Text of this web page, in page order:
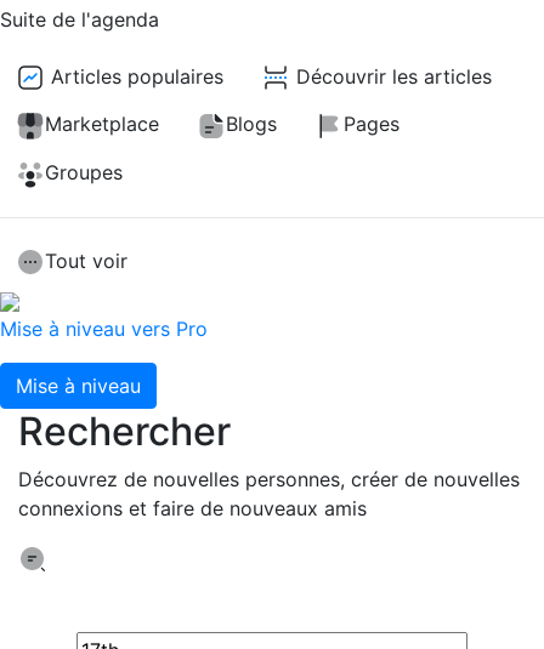
Suite de l'agenda
Articles populaires
Découvrir les articles
Marketplace
Blogs
Pages
Groupes
Tout voir
Mise à niveau vers Pro
Mise à niveau
Rechercher
Découvrez de nouvelles personnes, créer de nouvelles
connexions et faire de nouveaux amis